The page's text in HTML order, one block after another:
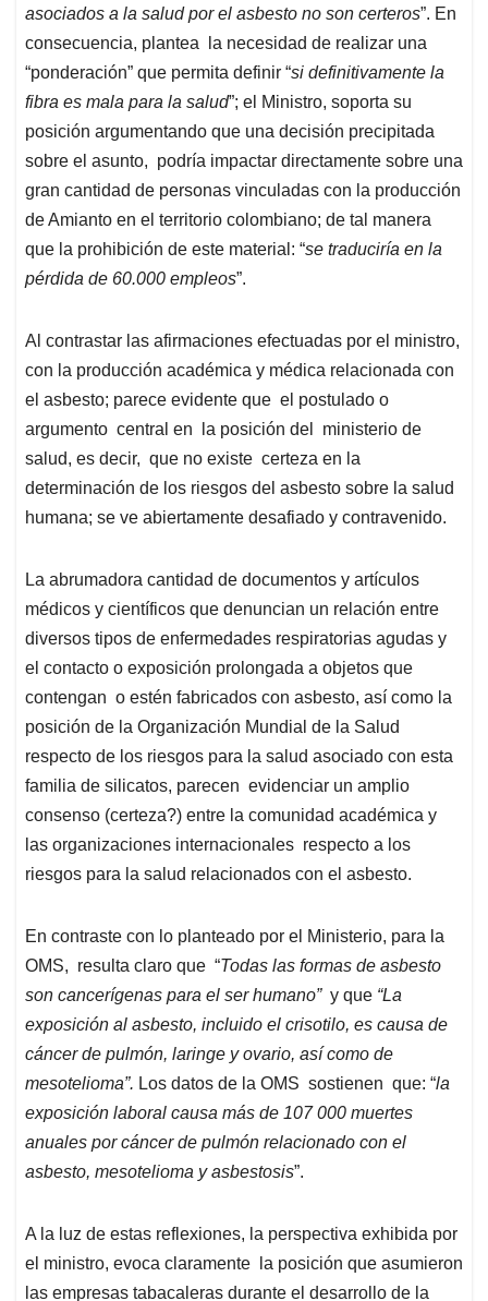
asociados a la salud por el asbesto no son certeros”. En
consecuencia, plantea la necesidad de realizar una
“ponderación” que permita definir “si definitivamente la
fibra es mala para la salud”; el Ministro, soporta su
posición argumentando que una decisión precipitada
sobre el asunto, podría impactar directamente sobre una
gran cantidad de personas vinculadas con la producción
de Amianto en el territorio colombiano; de tal manera
que la prohibición de este material: “se traduciría en la
pérdida de 60.000 empleos”.
Al contrastar las afirmaciones efectuadas por el ministro,
con la producción académica y médica relacionada con
el asbesto; parece evidente que el postulado o
argumento central en la posición del ministerio de
salud, es decir, que no existe certeza en la
determinación de los riesgos del asbesto sobre la salud
humana; se ve abiertamente desafiado y contravenido.
La abrumadora cantidad de documentos y artículos
médicos y científicos que denuncian un relación entre
diversos tipos de enfermedades respiratorias agudas y
el contacto o exposición prolongada a objetos que
contengan o estén fabricados con asbesto, así como la
posición de la Organización Mundial de la Salud
respecto de los riesgos para la salud asociado con esta
familia de silicatos, parecen evidenciar un amplio
consenso (certeza?) entre la comunidad académica y
las organizaciones internacionales respecto a los
riesgos para la salud relacionados con el asbesto.
En contraste con lo planteado por el Ministerio, para la
OMS, resulta claro que “Todas las formas de asbesto
son cancerígenas para el ser humano” y que “La
exposición al asbesto, incluido el crisotilo, es causa de
cáncer de pulmón, laringe y ovario, así como de
mesotelioma”. Los datos de la OMS sostienen que: “la
exposición laboral causa más de 107 000 muertes
anuales por cáncer de pulmón relacionado con el
asbesto, mesotelioma y asbestosis”.
A la luz de estas reflexiones, la perspectiva exhibida por
el ministro, evoca claramente la posición que asumieron
las empresas tabacaleras durante el desarrollo de la